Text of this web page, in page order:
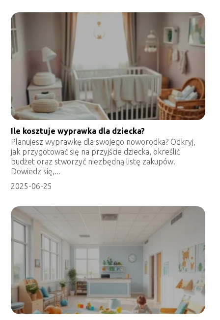
Ile kosztuje wyprawka dla dziecka?
Planujesz wyprawkę dla swojego noworodka? Odkryj,
jak przygotować się na przyjście dziecka, określić
budżet oraz stworzyć niezbędną listę zakupów.
Dowiedz się,...
2025-06-25